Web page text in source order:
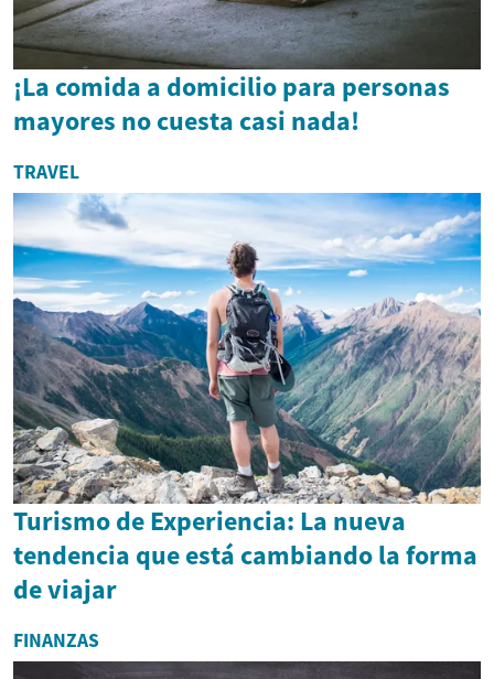
¡La comida a domicilio para personas
mayores no cuesta casi nada!
TRAVEL
Turismo de Experiencia: La nueva
tendencia que está cambiando la forma
de viajar
FINANZAS